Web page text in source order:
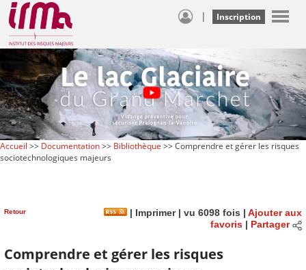
| Inscription
Accueil >> Documentation>> Bibliothèque >> Comprendre et gérer les risques
sociotechnologiques majeurs
Retour | Imprimer| vu 6098 fois | Ajouter aux
favoris| Partager
Comprendre et gérer les risques